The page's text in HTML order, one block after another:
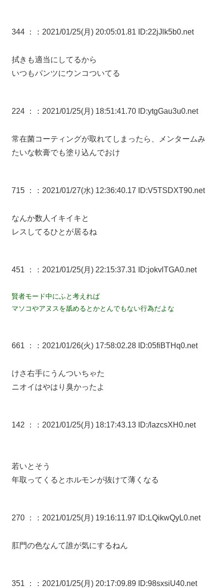
344 ： ：2021/01/25(月) 20:05:01.81 ID:22jJlk5b0.net
拭きも適当にしてるから
いつもパンツにウンコついてる
224 ： ：2021/01/25(月) 18:51:41.70 ID:ytgGau3u0.net
常在菌コーティングが取れてしまったら、メンタームみ
たいな軟膏でも塗り込んでおけ
715 ： ：2021/01/27(水) 12:36:40.17 ID:V5TSDXT90.net
なんか数人イキイキと
レスしてるひとが居るね
451 ： ：2021/01/25(月) 22:15:37.31 ID:jokvlTGA0.net
賢者モード中にふと考えれば
マソコやアヌスを舐めるとかとんでもない行為だよな
661 ： ：2021/01/26(火) 17:58:02.28 ID:05fiBTHq0.net
けさ右手にうんついちゃた
ニオイはやはり臭かったよ
142 ： ：2021/01/25(月) 18:17:43.13 ID:/lazcsXH0.net
若いとそう
年取ってくるとホルモンが抜けて薄くなる
270 ： ：2021/01/25(月) 19:16:11.97 ID:LQikwQyL0.net
肛門の色なんて誰が気にするねん
351 ： ：2021/01/25(月) 20:17:09.89 ID:98sxsiU40.net